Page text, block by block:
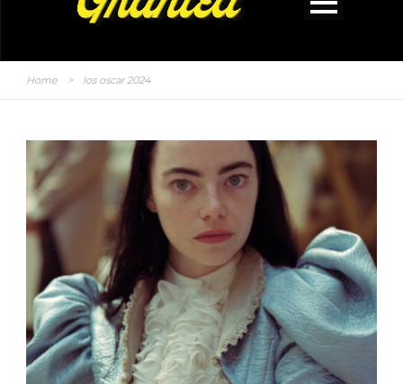
Home > los oscar 2024